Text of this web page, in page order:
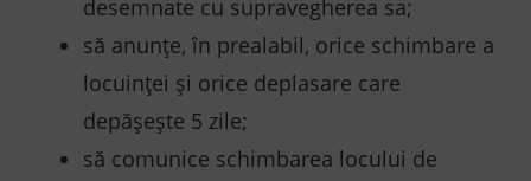
desemnate cu supravegherea sa;
să anunțe, în prealabil, orice schimbare a
locuinței și orice deplasare care
depășește 5 zile;
să comunice schimbarea locului de